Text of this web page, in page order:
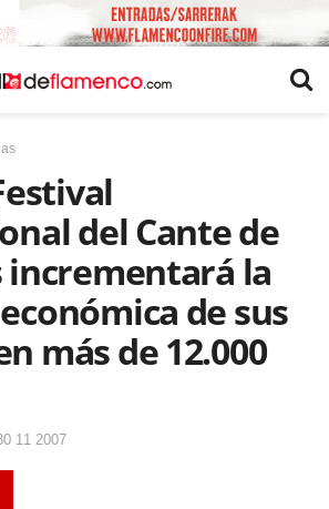
del Cante de
incrementará la
de sus
más de 12.000
11 2007